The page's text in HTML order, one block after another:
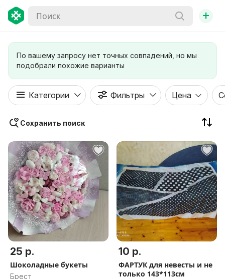
+
По вашему запросу нет точных совпадений, но мы
подобрали похожие варианты
Категории Фильтры Цена
Сохранить поиск
25 р.
Шоколадные букеты
Брест
10 р.
ФАРТУК для невесты и не
только 143*113см